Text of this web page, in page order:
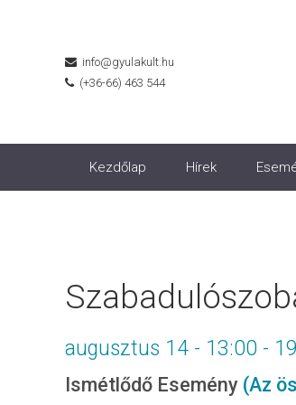
info@gyulakult.hu
(+36-66) 463 544
Kezdőlap Hírek
augusztus 14 - 13:00 -
Ismétlődő Esemény (Az